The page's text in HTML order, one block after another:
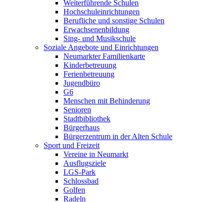
Weiterführende Schulen
Hochschuleinrichtungen
Berufliche und sonstige Schulen
Erwachsenenbildung
Sing- und Musikschule
Soziale Angebote und Einrichtungen
Neumarkter Familienkarte
Kinderbetreuung
Ferienbetreuung
Jugendbüro
G6
Menschen mit Behinderung
Senioren
Stadtbibliothek
Bürgerhaus
Bürgerzentrum in der Alten Schule
Sport und Freizeit
Vereine in Neumarkt
Ausflugsziele
LGS-Park
Schlossbad
Golfen
Radeln